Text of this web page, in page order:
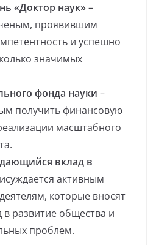
«Доктор наук»–
проявившим
и успешно
значимых
фонда науки –
получить финансовую
масштабного
вклад в
активным
которые вносят
развитие общества и
проблем.